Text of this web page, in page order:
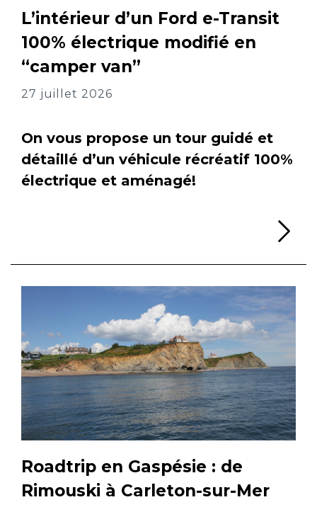
L’intérieur d’un Ford e-Transit
100% électrique modifié en
“camper van”
27 juillet 2026
On vous propose un tour guidé et
détaillé d’un véhicule récréatif 100%
électrique et aménagé!
Roadtrip en Gaspésie : de
Rimouski à Carleton-sur-Mer